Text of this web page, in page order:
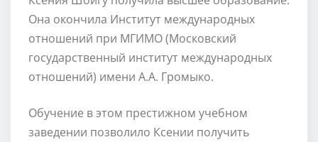
Она окончила Институт международных
отношений при МГИМО (Московский
государственный институт международных
отношений) имени А.А. Громыко.
Обучение в этом престижном учебном
заведении позволило Ксении получить